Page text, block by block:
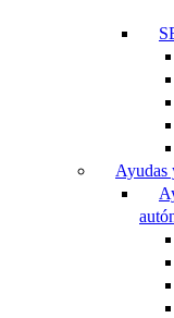
Ayudas